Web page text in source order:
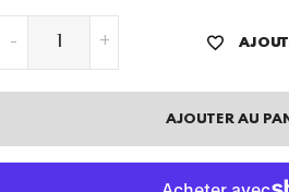
- +
AJOUTER AU